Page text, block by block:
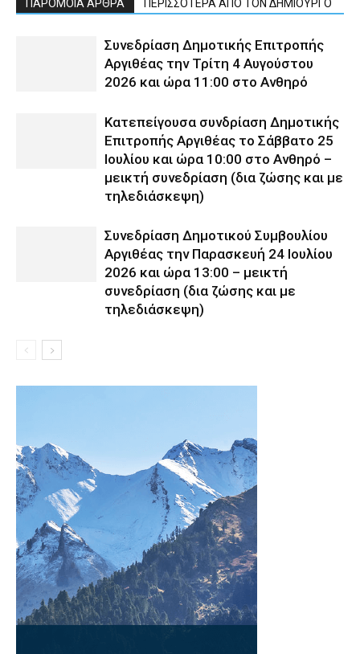
ΠΑΡΟΜΟΙΑ ΑΡΘΡΑ ΠΕΡΙΣΣΟΤΕΡΑ ΑΠΟ ΤΟΝ ΔΗΜΙΟΥΡΓΟ
Συνεδρίαση Δημοτικής Επιτροπής
Αργιθέας την Τρίτη 4 Αυγούστου
2026 και ώρα 11:00 στο Ανθηρό
Κατεπείγουσα συνδρίαση Δημοτικής
Επιτροπής Αργιθέας το Σάββατο 25
Ιουλίου και ώρα 10:00 στο Ανθηρό –
μεικτή συνεδρίαση (δια ζώσης και με
τηλεδιάσκεψη)
Συνεδρίαση Δημοτικού Συμβουλίου
Αργιθέας την Παρασκευή 24 Ιουλίου
2026 και ώρα 13:00 – μεικτή
συνεδρίαση (δια ζώσης και με
τηλεδιάσκεψη)